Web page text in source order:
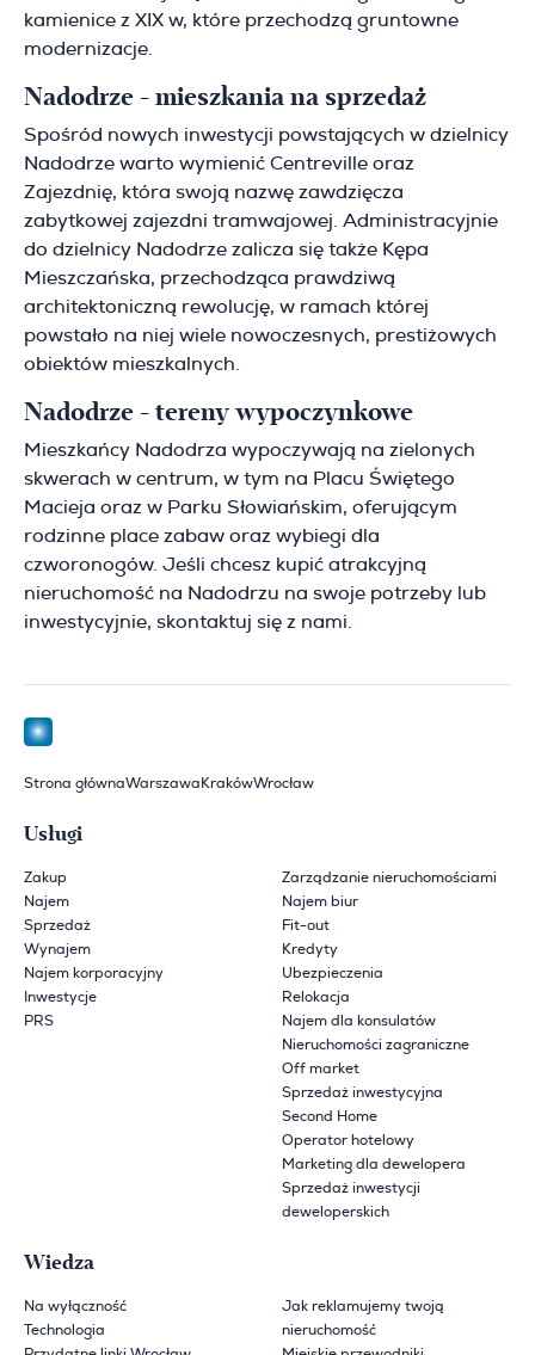
kamienice z XIX w, które przechodzą gruntowne
modernizacje.
Nadodrze - mieszkania na sprzedaż
Spośród nowych inwestycji powstających w dzielnicy
Nadodrze warto wymienić Centreville oraz
Zajezdnię, która swoją nazwę zawdzięcza
zabytkowej zajezdni tramwajowej. Administracyjnie
do dzielnicy Nadodrze zalicza się także Kępa
Mieszczańska, przechodząca prawdziwą
architektoniczną rewolucję, w ramach której
powstało na niej wiele nowoczesnych, prestiżowych
obiektów mieszkalnych.
Nadodrze - tereny wypoczynkowe
Mieszkańcy Nadodrza wypoczywają na zielonych
skwerach w centrum, w tym na Placu Świętego
Macieja oraz w Parku Słowiańskim, oferującym
rodzinne place zabaw oraz wybiegi dla
czworonogów. Jeśli chcesz kupić atrakcyjną
nieruchomość na Nadodrzu na swoje potrzeby lub
inwestycyjnie, skontaktuj się z nami.
Strona głównaWarszawa KrakówWrocław
Usługi
Zakup
Najem
Sprzedaż
Wynajem
Najem korporacyjny
Inwestycje
PRS
Zarządzanie nieruchomościami
Najem biur
Fit-out
Kredyty
Ubezpieczenia
Relokacja
Najem dla konsulatów
Nieruchomości zagraniczne
Off market
Sprzedaż inwestycyjna
Second Home
Operator hotelowy
Marketing dla dewelopera
Sprzedaż inwestycji
deweloperskich
Wiedza
Na wyłączność
Technologia
Jak reklamujemy twoją
nieruchomość